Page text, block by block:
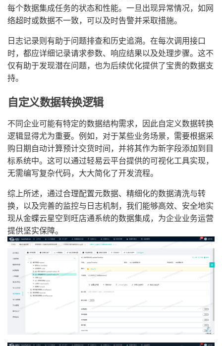
每个数据集成任务的状态和性能。一旦出现异常情况，如网
络超时或数据不一致，可以及时告警并采取措施。
日志记录则有助于问题排查和历史追溯。在每次调用接口
时，都应详细记录请求参数、响应结果以及处理步骤。这不
仅有助于发现潜在问题，也为后续优化提供了宝贵的数据支
持。
自定义数据转换逻辑
不同企业可能有特定的数据结构需求，因此自定义数据转换
逻辑显得尤为重要。例如，对于某些业务场景，需要根据采
购日期自动计算预计交货时间，并将其作为新字段添加到目
标系统中。这可以通过轻易云平台提供的可视化工具实现，
无需编写复杂代码，大大简化了开发流程。
综上所述，通过合理配置元数据、精细化的数据清洗与转
换，以及完善的监控与日志机制，我们能够高效、安全地实
现从金蝶云星空到旺店通系统的数据集成，为企业业务运营
提供坚实保障。